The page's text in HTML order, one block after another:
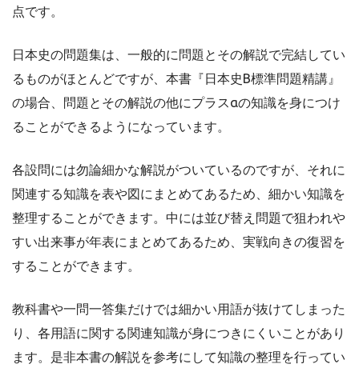
点です。
日本史の問題集は、一般的に問題とその解説で完結してい
るものがほとんどですが、本書『日本史B標準問題精講』
の場合、問題とその解説の他にプラスαの知識を身につけ
ることができるようになっています。
各設問には勿論細かな解説がついているのですが、それに
関連する知識を表や図にまとめてあるため、細かい知識を
整理することができます。中には並び替え問題で狙われや
すい出来事が年表にまとめてあるため、実戦向きの復習を
することができます。
教科書や一問一答集だけでは細かい用語が抜けてしまった
り、各用語に関する関連知識が身につきにくいことがあり
ます。是非本書の解説を参考にして知識の整理を行ってい